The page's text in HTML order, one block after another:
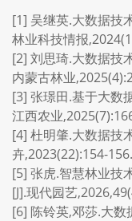
[1] 吴继英.大数据技
林业科技情报
[2] 刘思琦.大数据技
内蒙古林业
[3] 张璟田.基于大数
江西农业
[4] 杜明肇.大数据技
卉,2023(22):154-156.
[5] 张虎.智慧林业技
[J].现代园艺
[6] 陈铃英,邓莎.大